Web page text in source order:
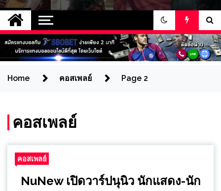
ตุ๊ดติดเกม สื่อข่าว
เกมออนไลน์ อันดับ 1
รีวิว gaming gear
เกมมาใหม่ เกมมือถือ
น่าเล่น ที่ดีที่สุด
เว็บไซต์ ข่าวเกม toodtidgame ที่จะนำ
เสนอเกมใหม่ รีวิวเกม อุปกรณ์เกมมิ่งเต็ม
รูปแบบ รวมถึงแหล่งข้อมูลเกมน่าสนใจ
เกมออนไลน์ เกมมือถือน่าเล่น
Home คอสเพลย์ Page 2
คอสเพลย์
คอสเพลย์
NuNew เปิดวาร์ปนุนิว นักแสดง-นัก